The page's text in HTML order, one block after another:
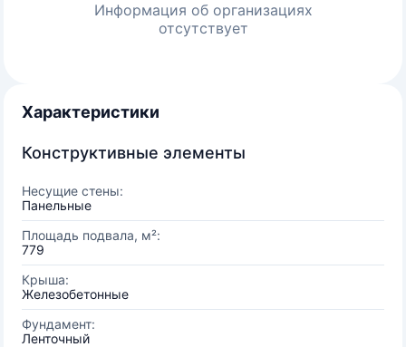
Информация об организациях
отсутствует
Характеристики
Конструктивные элементы
Несущие стены:
Панельные
Площадь подвала, м²:
779
Крыша:
Железобетонные
Фундамент:
Ленточный